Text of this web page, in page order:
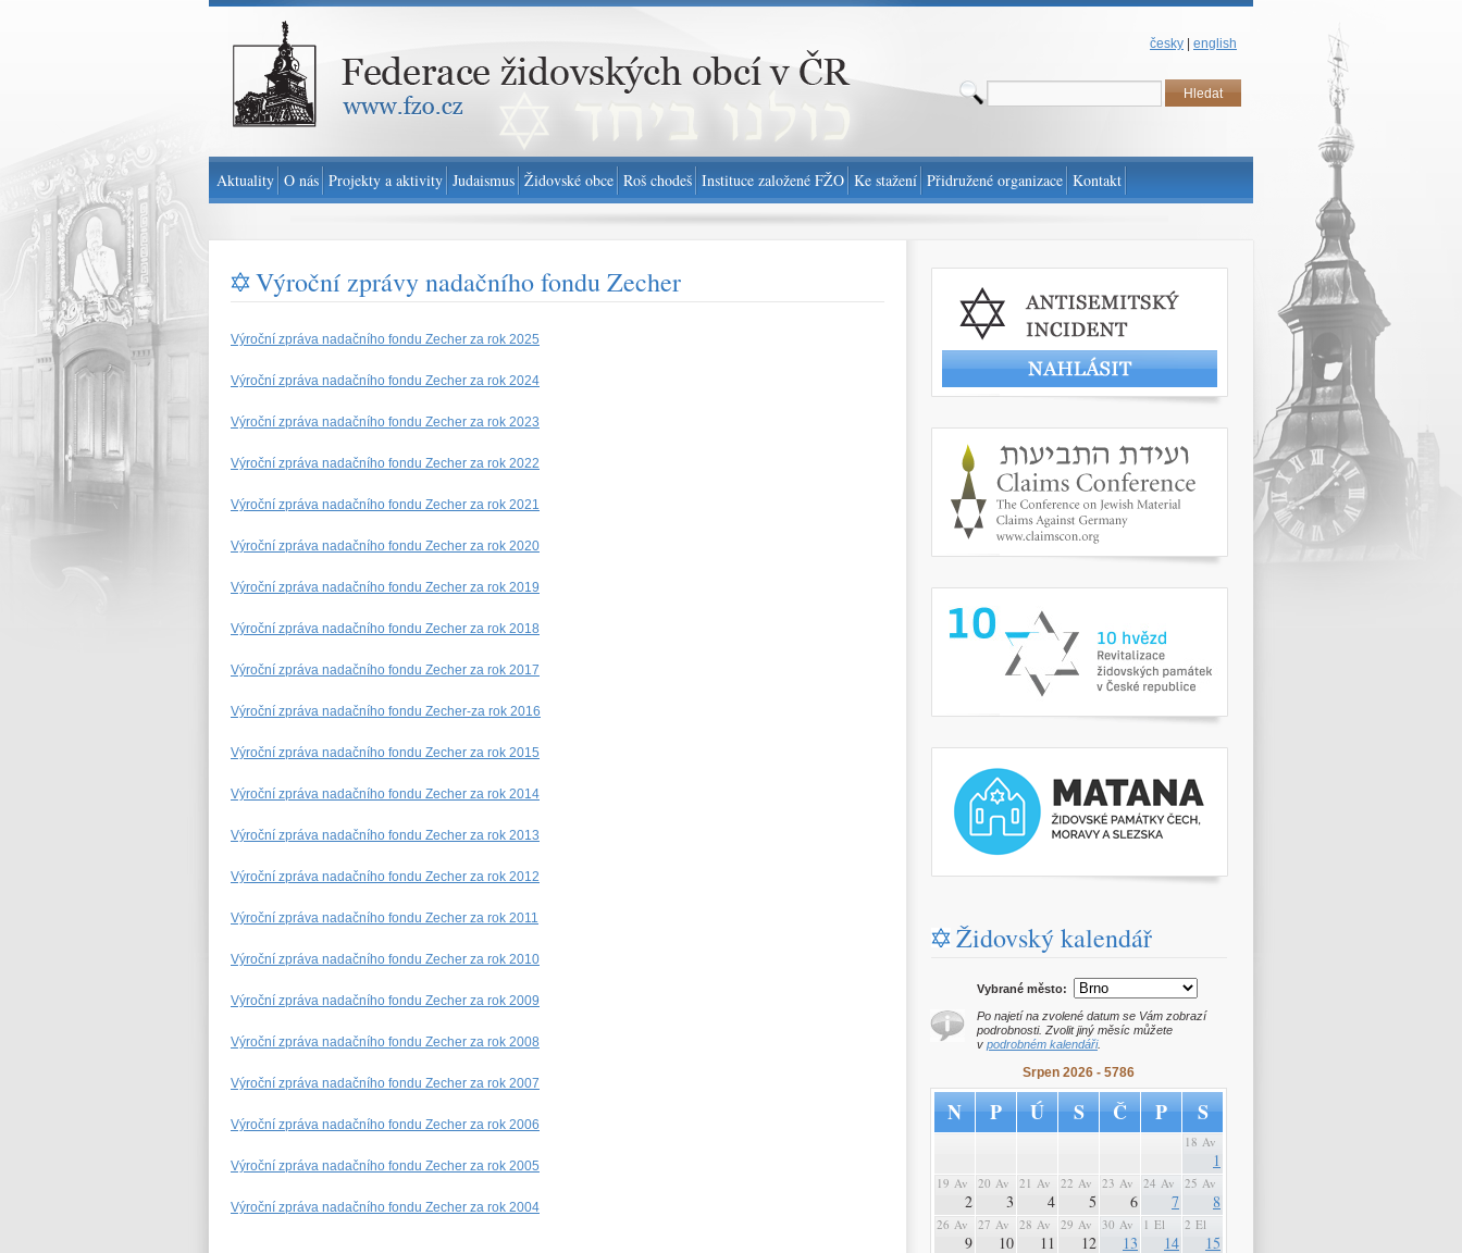
Federace židovských obcí v ČR - www.fzo.cz
česky english
Výroční zprávy nadačního fondu Zecher
Výroční zpráva nadačního fondu Zecher za rok 2025
Výroční zpráva nadačního fondu Zecher za rok 2024
Výroční zpráva nadačního fondu Zecher za rok 2023
Výroční zpráva nadačního fondu Zecher za rok 2022
Výroční zpráva nadačního fondu Zecher za rok 2021
Výroční zpráva nadačního fondu Zecher za rok 2020
Výroční zpráva nadačního fondu Zecher za rok 2019
Výroční zpráva nadačního fondu Zecher za rok 2018
Výroční zpráva nadačního fondu Zecher za rok 2017
Výroční zpráva nadačního fondu Zecher-za rok 2016
Výroční zpráva nadačního fondu Zecher za rok 2015
Výroční zpráva nadačního fondu Zecher za rok 2014
Výroční zpráva nadačního fondu Zecher za rok 2013
Výroční zpráva nadačního fondu Zecher za rok 2012
Výroční zpráva nadačního fondu Zecher za rok 2011
Výroční zpráva nadačního fondu Zecher za rok 2010
Výroční zpráva nadačního fondu Zecher za rok 2009
Výroční zpráva nadačního fondu Zecher za rok 2008
Výroční zpráva nadačního fondu Zecher za rok 2007
Výroční zpráva nadačního fondu Zecher za rok 2006
Výroční zpráva nadačního fondu Zecher za rok 2005
Výroční zpráva nadačního fondu Zecher za rok 2004
Židovský kalendář
Vybrané město:
Po najetí na zvolené datum se Vám zobrazí
podrobnosti. Zvolit jiný měsíc můžete
v podrobném kalendáři.
Srpen 2026 - 5786
N P Ú S Č P S
18 Av
1
19 Av
2
20 Av
3
21 Av
4
22 Av
5
23 Av
6
24 Av
7
25 Av
8
26 Av
9
27 Av
10
28 Av
11
29 Av
12
30 Av
13
1 El
14
2 El
15
Aktuality O nás Projekty a aktivity Judaismus Židovské obce Roš chodeš Instituce založené FŽO Ke stažení Přidružené organizace Kontakt